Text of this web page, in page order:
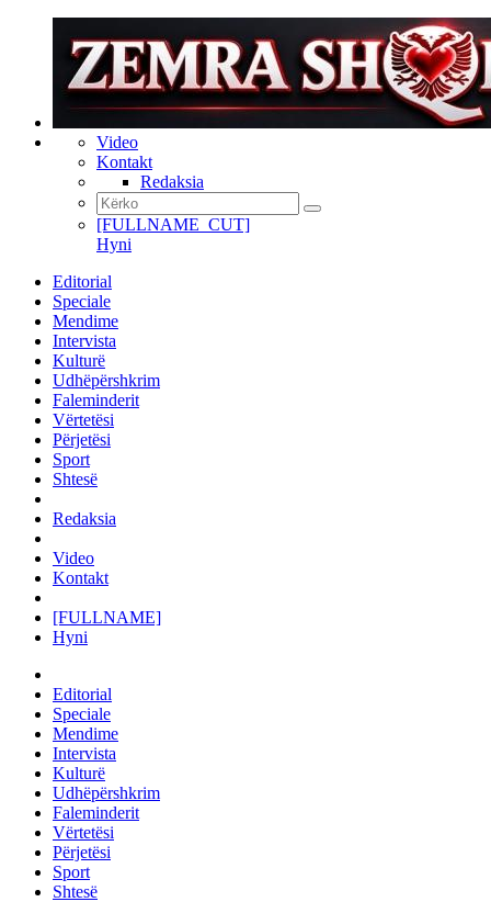
Video
Kontakt
Redaksia
[FULLNAME_CUT]
Hyni
Editorial
Speciale
Mendime
Intervista
Kulturë
Udhëpërshkrim
Faleminderit
Vërtetësi
Përjetësi
Sport
Shtesë
Redaksia
Video
Kontakt
[FULLNAME]
Hyni
Editorial
Speciale
Mendime
Intervista
Kulturë
Udhëpërshkrim
Faleminderit
Vërtetësi
Përjetësi
Sport
Shtesë